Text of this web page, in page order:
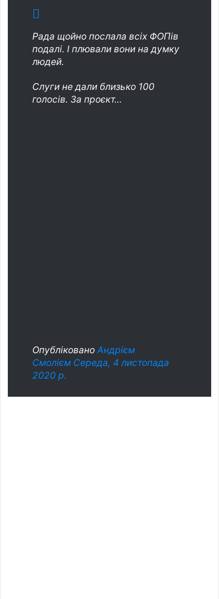
Рада щойно послала всіх ФОПів
подалі. І плювали вони на думку
людей.
Слуги не дали близько 100
голосів. За проєкт…
ОпублікованоАндрієм
Смолієм Середа, 4 листопада
2020 р.